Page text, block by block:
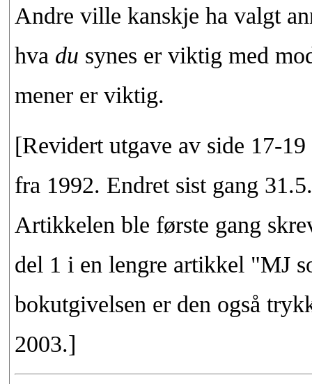
Andre ville kanskje ha valgt
hva du synes er viktig med
mener er viktig.
[Revidert utgave av side 17-
fra 1992. Endret sist gang
Artikkelen ble første gang
del 1 i en lengre artikkel "MJ
bokutgivelsen er den også
2003.]